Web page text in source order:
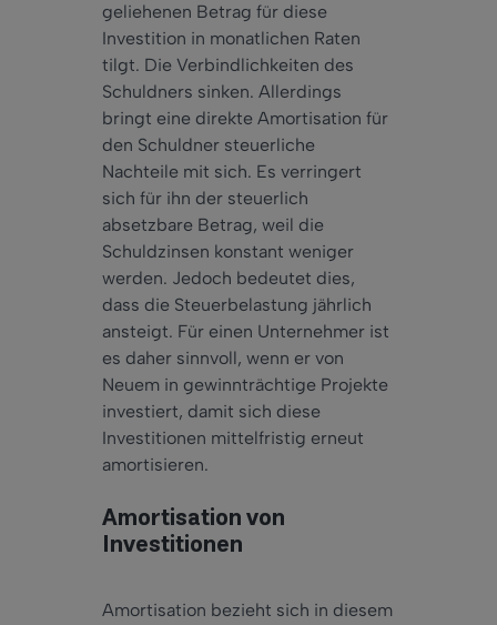
geliehenen Betrag für diese
Investition in monatlichen Raten
tilgt. Die Verbindlichkeiten des
Schuldners sinken. Allerdings
bringt eine direkte Amortisation für
den Schuldner steuerliche
Nachteile mit sich. Es verringert
sich für ihn der steuerlich
absetzbare Betrag, weil die
Schuldzinsen konstant weniger
werden. Jedoch bedeutet dies,
dass die Steuerbelastung jährlich
ansteigt. Für einen Unternehmer ist
es daher sinnvoll, wenn er von
Neuem in gewinnträchtige Projekte
investiert, damit sich diese
Investitionen mittelfristig erneut
amortisieren.
Amortisation von
Investitionen
Amortisation bezieht sich in diesem